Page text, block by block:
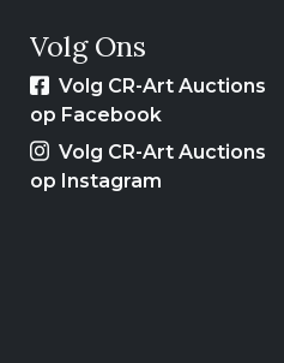
Volg Ons
Volg CR-Art Auctions
op Facebook
Volg CR-Art Auctions
op Instagram